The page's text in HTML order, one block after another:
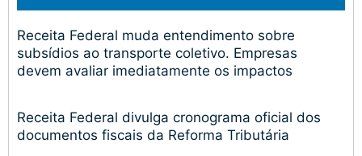
Receita Federal muda entendimento sobre
subsídios ao transporte coletivo. Empresas
devem avaliar imediatamente os impactos
Receita Federal divulga cronograma oficial dos
documentos fiscais da Reforma Tributária